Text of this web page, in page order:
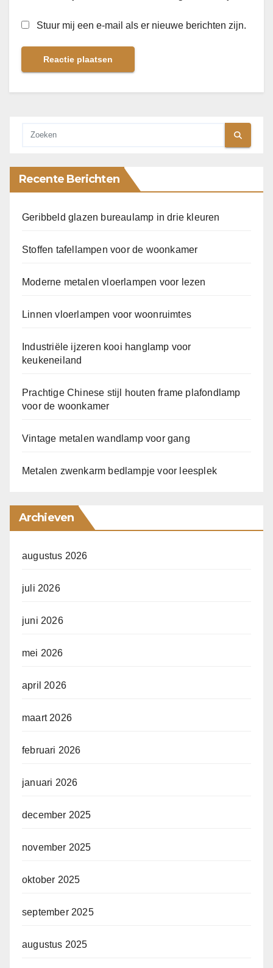
Stuur mij een e-mail als er nieuwe berichten zijn.
Recente Berichten
Geribbeld glazen bureaulamp in drie kleuren
Stoffen tafellampen voor de woonkamer
Moderne metalen vloerlampen voor lezen
Linnen vloerlampen voor woonruimtes
Industriële ijzeren kooi hanglamp voor
keukeneiland
Prachtige Chinese stijl houten frame plafondlamp
voor de woonkamer
Vintage metalen wandlamp voor gang
Metalen zwenkarm bedlampje voor leesplek
Archieven
augustus 2026
juli 2026
juni 2026
mei 2026
april 2026
maart 2026
februari 2026
januari 2026
december 2025
november 2025
oktober 2025
september 2025
augustus 2025